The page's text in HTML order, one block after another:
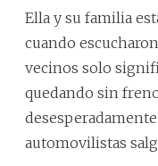
Ella y su familia
cuando
vecinos solo
quedando sin
automovilistas